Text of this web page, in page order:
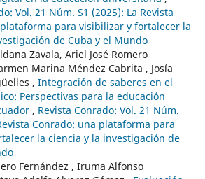
Vol. 21 Núm. S1 (2025): La Revista
para visibilizar y fortalecer la
de Cuba y el Mundo
Zavala, Ariel José Romero
Marina Méndez Cabrita , Josía
, Integración de saberes en el
Perspectivas para la educación
, Revista Conrado: Vol. 21 Núm.
Conrado: una plataforma para
la ciencia y la investigación de
Fernández , Iruma Alfonso